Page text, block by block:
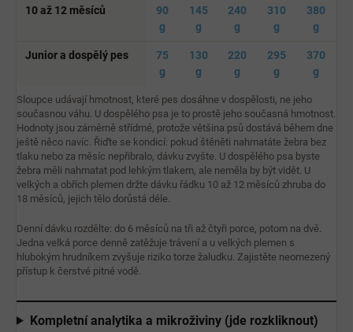
10 až 12 měsíců
90
g
145
g
240
g
310
g
380
g
Junior a dospělý pes
75
g
130
g
220
g
295
g
370
g
Sloupce udávají hmotnost, které pes dosáhne v dospělosti, ne jeho
současnou váhu. U dospělého psa je to prostě jeho současná hmotnost.
Hodnoty jsou záměrně střídmé, protože většina psů dostává během dne
ještě něco navíc. Řiďte se kondicí: pokud štěněti nahmatáte žebra bez
tlaku nebo za měsíc nepřibralo, dávku zvyšte. U dospělého psa byste
žebra měli nahmatat pod lehkým tlakem, ale neměla by být vidět. U
velkých a obřích plemen držte dávku řádku 10 až 12 měsíců zhruba do
18 měsíců, jejich tělo dorůstá déle.
Denní dávku rozdělte: do 6 měsíců na tři až čtyři porce, potom na dvě.
Jedna velká porce denně zatěžuje trávení a u velkých plemen s
hlubokým hrudníkem zvyšuje riziko torze žaludku. Zajistěte neomezený
přístup k čerstvé pitné vodě.
Kompletní analytika a mikroživiny (jde rozkliknout)